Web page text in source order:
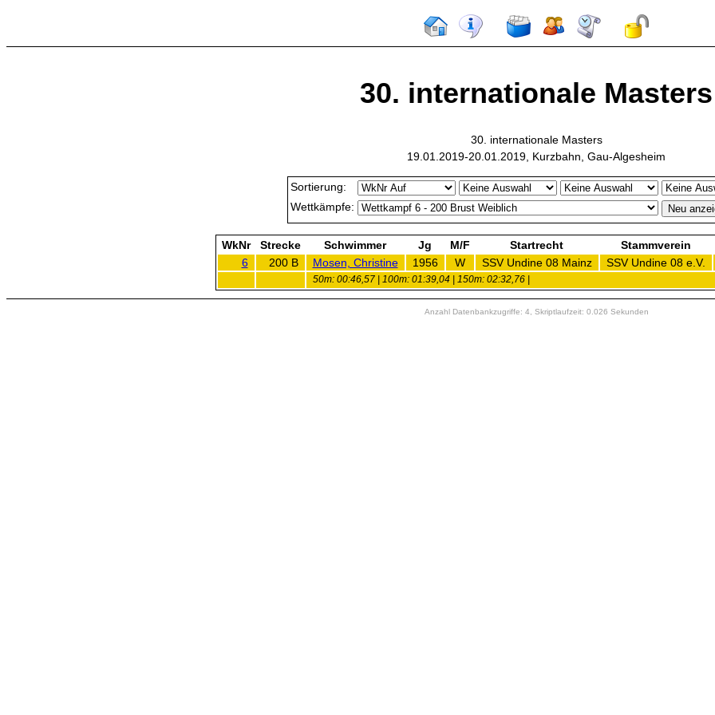
30. internationale Masters
30. internationale Masters
19.01.2019-20.01.2019, Kurzbahn, Gau-Algesheim
Sortierung:
Wettkämpfe:
WkNr Strecke Schwimmer Jg M/F Startrecht
Stammverein
6
200 B Mosen, Christine 1956 W SSV Undine 08 Mainz SSV Undine 08 e.V.
50m: 00:46,57 | 100m: 01:39,04 | 150m: 02:32,76 |
Anzahl Datenbankzugriffe: 4, Skriptlaufzeit: 0.026 Sekunden